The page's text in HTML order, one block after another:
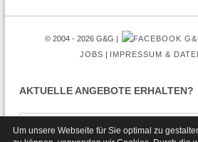
© 2004 - 2026 G&G
JOBS
IMPRESSUM &
AKTUELLE ANGEBOTE ERHALTEN?
Um unsere Webseite für Sie optimal zu